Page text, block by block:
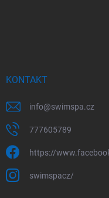
KONTAKT
info@swimspa.cz
777605789
https://
swimspacz/